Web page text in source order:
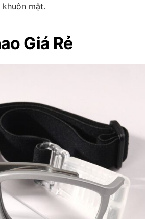
mặt.
Giá Rẻ